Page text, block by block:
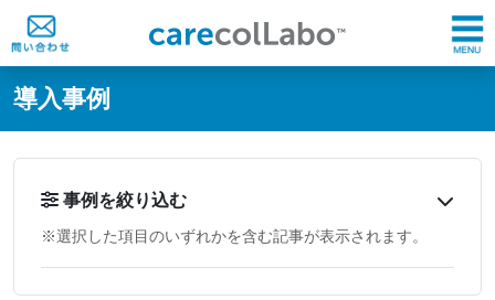
@ -0,0 +1,60 @@
導入事例
事例を絞り込む
※選択した項目のいずれかを含む記事が表示されます。